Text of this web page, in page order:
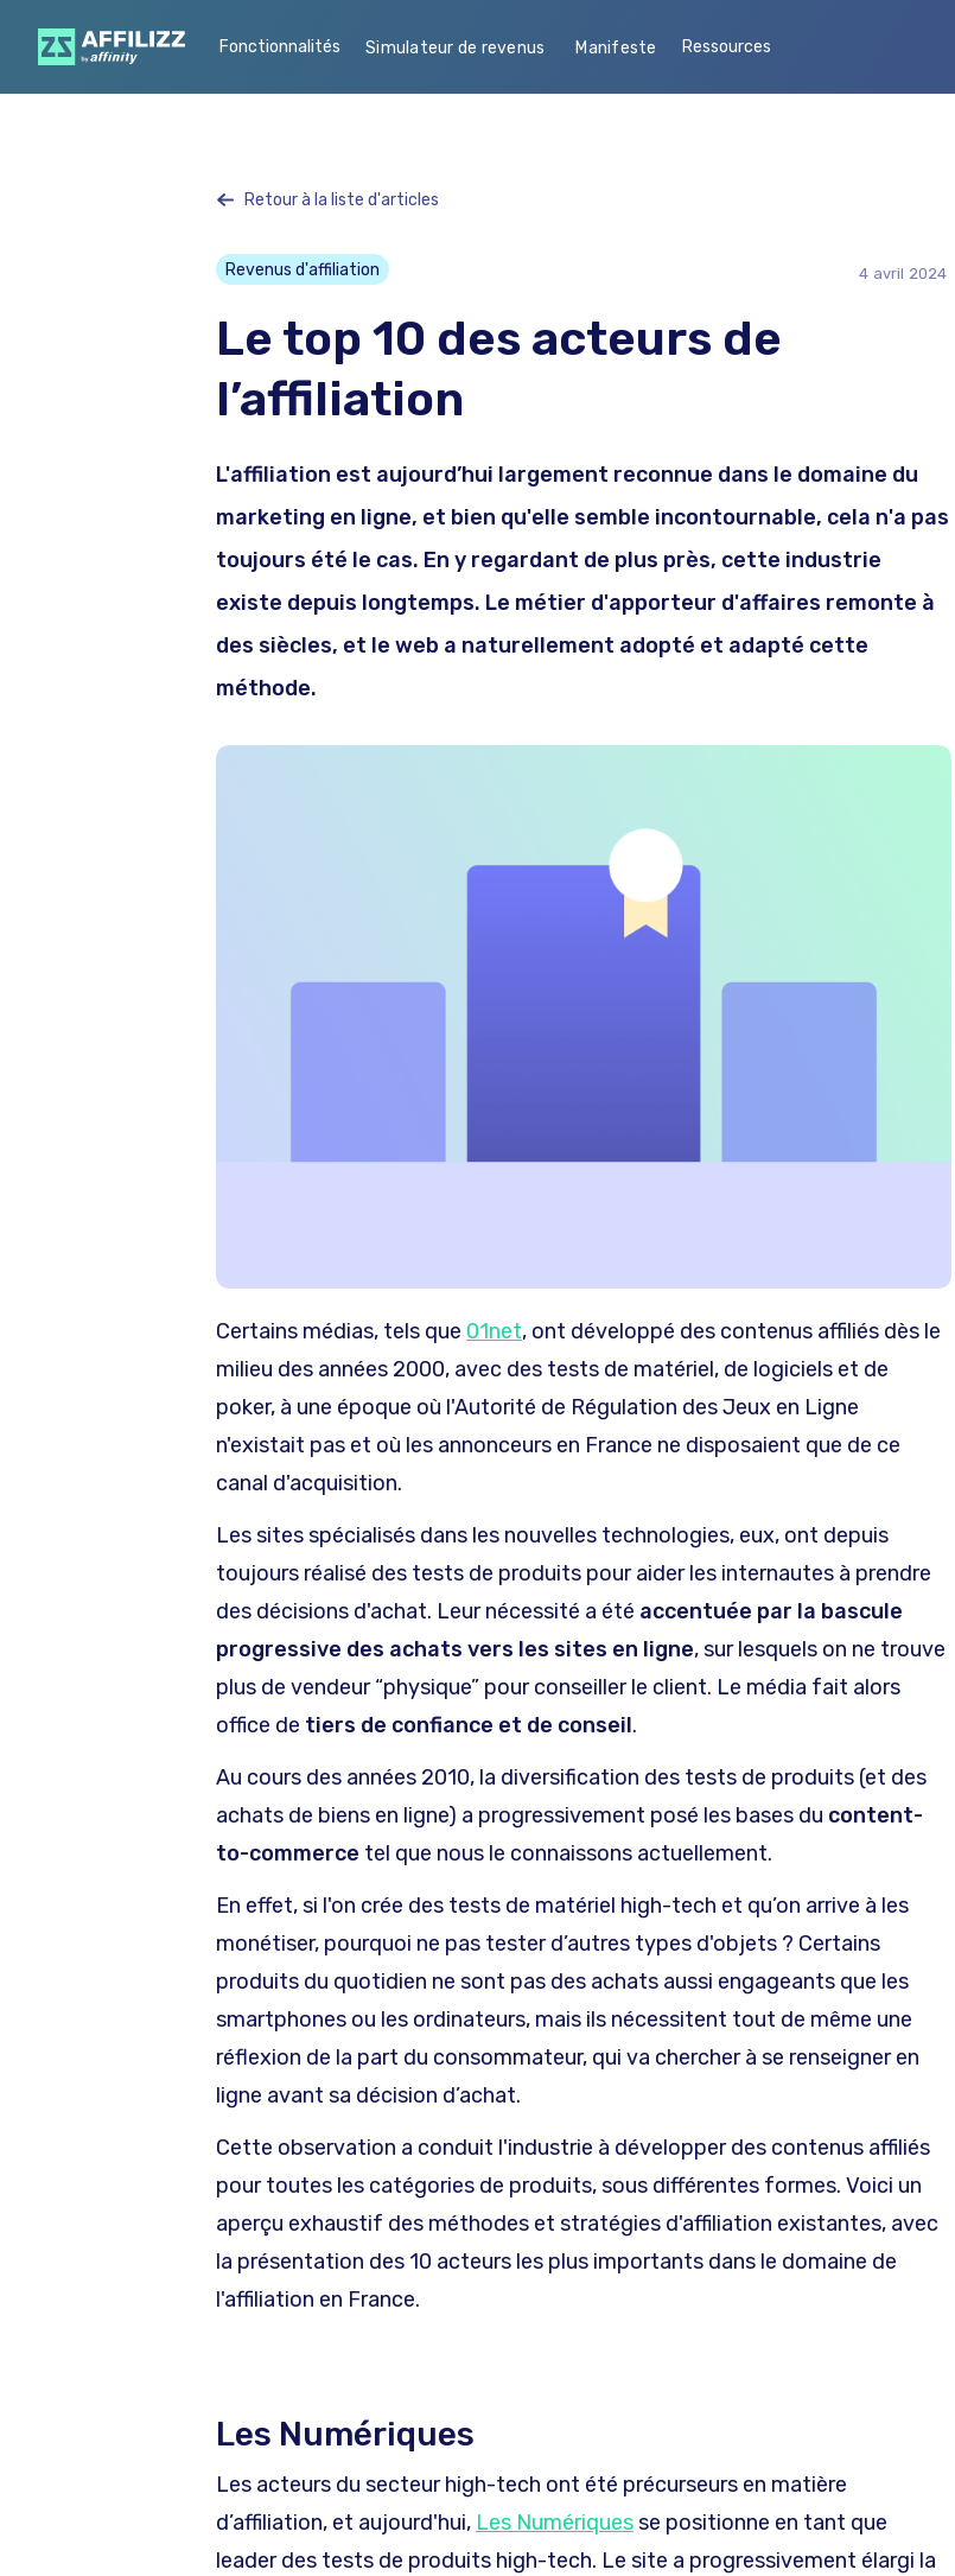
Fonctionnalités Simulateur de revenus Manifeste Ressources
Retour à la liste d'articles
Revenus d'affiliation 4 avril 2024
Le top 10 des acteurs de
l’affiliation
L'affiliation est aujourd’hui largement reconnue dans le domaine du
marketing en ligne, et bien qu'elle semble incontournable, cela n'a pas
toujours été le cas. En y regardant de plus près, cette industrie
existe depuis longtemps. Le métier d'apporteur d'affaires remonte à
des siècles, et le web a naturellement adopté et adapté cette
méthode.
Certains médias, tels que 01net, ont développé des contenus affiliés dès le
milieu des années 2000, avec des tests de matériel, de logiciels et de
poker, à une époque où l'Autorité de Régulation des Jeux en Ligne
n'existait pas et où les annonceurs en France ne disposaient que de ce
canal d'acquisition.
Les sites spécialisés dans les nouvelles technologies, eux, ont depuis
toujours réalisé des tests de produits pour aider les internautes à prendre
des décisions d'achat. Leur nécessité a été accentuée par la bascule
progressive des achats vers les sites en ligne, sur lesquels on ne trouve
plus de vendeur “physique” pour conseiller le client. Le média fait alors
office de tiers de confiance et de conseil.
Au cours des années 2010, la diversification des tests de produits (et des
achats de biens en ligne) a progressivement posé les bases du content-
to-commerce tel que nous le connaissons actuellement.
En effet, si l'on crée des tests de matériel high-tech et qu’on arrive à les
monétiser, pourquoi ne pas tester d’autres types d'objets ? Certains
produits du quotidien ne sont pas des achats aussi engageants que les
smartphones ou les ordinateurs, mais ils nécessitent tout de même une
réflexion de la part du consommateur, qui va chercher à se renseigner en
ligne avant sa décision d’achat.
Cette observation a conduit l'industrie à développer des contenus affiliés
pour toutes les catégories de produits, sous différentes formes. Voici un
aperçu exhaustif des méthodes et stratégies d'affiliation existantes, avec
la présentation des 10 acteurs les plus importants dans le domaine de
l'affiliation en France.
Les Numériques
Les acteurs du secteur high-tech ont été précurseurs en matière
d’affiliation, et aujourd'hui, Les Numériquesse positionne en tant que
leader des tests de produits high-tech. Le site a progressivement élargi la